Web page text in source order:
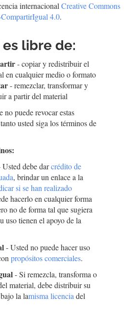
internacionalCreative Commons
4.0.
libre de:
- copiar y redistribuir el
en cualquier medio o formato
- remezclar, transformar y
a partir del material
no puede revocar estas
usted siga los términos de
Usted debe darcrédito de
, brindar un enlace a la
si se han realizado
hacerlo en cualquier forma
no de forma tal que sugiera
uso tienen el apoyo de la
- Usted no puede hacer uso
propósitos comerciales.
- Si remezcla, transforma o
material, debe distribuir su
la lamisma licencia del